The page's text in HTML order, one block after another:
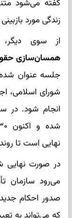
گفته می‌شود
زندگی مورد
از سوی
همسان‌سازی
جلسه عنوان
نهایی است تا
در صورت نهایی
می‌رود سازمان
صدور احکام
که می‌تواند به